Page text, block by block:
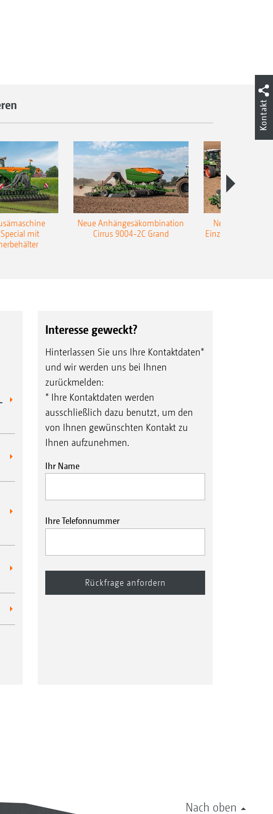
mit
Neue Anhängesäkombination
Cirrus 9004-2C Grand
Neue
Einzelkorn-
Interesse geweckt?
Hinterlassen Sie uns Ihre Kontaktdaten*
und wir werden uns bei Ihnen
zurückmelden:
* Ihre Kontaktdaten werden
ausschließlich dazu benutzt, um den
von Ihnen gewünschten Kontakt zu
Ihnen aufzunehmen.
Ihr Name
Ihre Telefonnummer
Nach oben
Kontakt